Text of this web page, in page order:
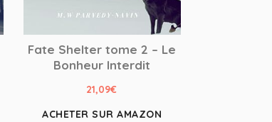
Fate Shelter tome 2 – Le
Bonheur Interdit
21,09€
ACHETER SUR AMAZON